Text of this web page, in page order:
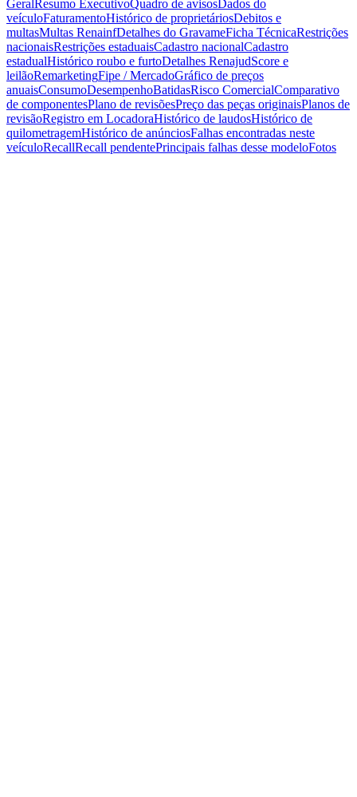
GeralResumo ExecutivoQuadro de avisosDados do
veículoFaturamentoHistórico de proprietáriosDebitos e
multasMultas RenainfDetalhes do GravameFicha TécnicaRestrições
nacionaisRestrições estaduaisCadastro nacionalCadastro
estadualHistórico roubo e furtoDetalhes RenajudScore e
leilãoRemarketingFipe / MercadoGráfico de preços
anuaisConsumoDesempenhoBatidasRisco ComercialComparativo
de componentesPlano de revisõesPreço das peças originaisPlanos de
revisãoRegistro em LocadoraHistórico de laudosHistórico de
quilometragemHistórico de anúnciosFalhas encontradas neste
veículoRecallRecall pendentePrincipais falhas desse modeloFotos